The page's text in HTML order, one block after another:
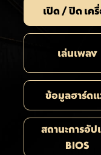
เปิด / ปิด เค
เล่นเพลง
ข้อมูลฮาร์ด
สถานะการอัป
BIOS